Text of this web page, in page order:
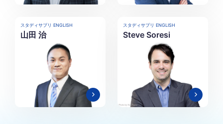
スタディサプリ ENGLISH
山田 治
スタディサプリ ENGLISH
Steve Soresi